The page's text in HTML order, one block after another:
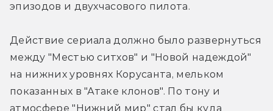
эпизодов и двухчасового пилота.
Действие сериала должно было развернуться
между "Местью ситхов" и "Новой надеждой"
на нижних уровнях Корусанта, мельком
показанных в "Атаке клонов". По тону и
атмосфере "Нижний мир" стал бы куда